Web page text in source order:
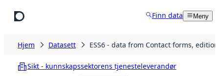
Finn data Meny
Hjem Datasett ESS6 - data from Contact forms,
Sikt - kunnskapssektorens tjenesteleverandør